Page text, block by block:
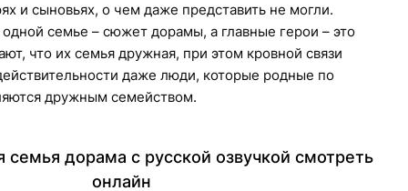
и сыновьях, о чем даже представить не могли.
семье – сюжет дорамы, а главные герои – это
что их семья дружная, при этом кровной связи
даже люди, которые родные по
дружным семейством.
дорама с русской озвучкой смотреть
онлайн